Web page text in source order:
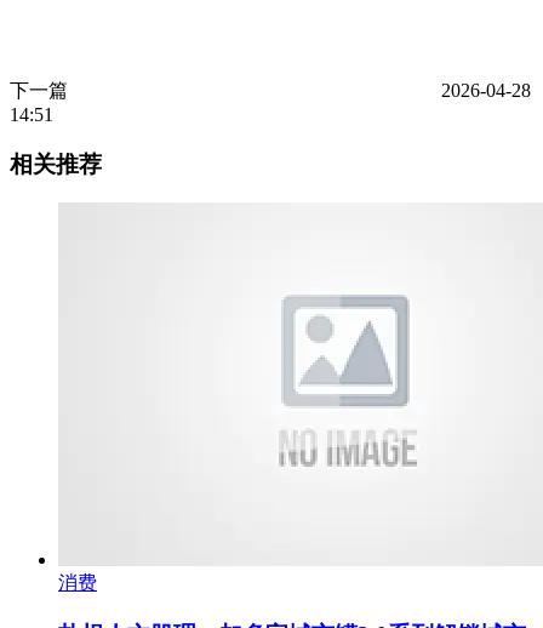
下一篇
2026-04-28
14:51
相关推荐
消费